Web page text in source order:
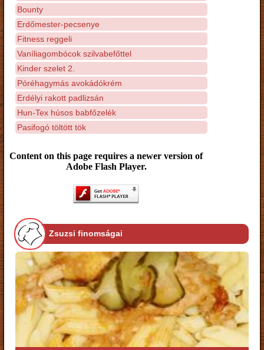
Bounty
Erdőmester-pecsenye
Fitness reggeli
Vaníliagombócok szilvabefőttel
Kinder szelet 2.
Póréhagymás avokádókrém
Erdélyi rakott padlizsán
Hun-Tex húsos babfőzelék
Pasifogó töltött tök
Content on this page requires a newer version of
Adobe Flash Player.
Zsuzsi finomságai